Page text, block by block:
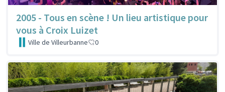
2005 - Tous en scène ! Un lieu artistique pour
vous à Croix Luizet
Ville de Villeurbanne 0